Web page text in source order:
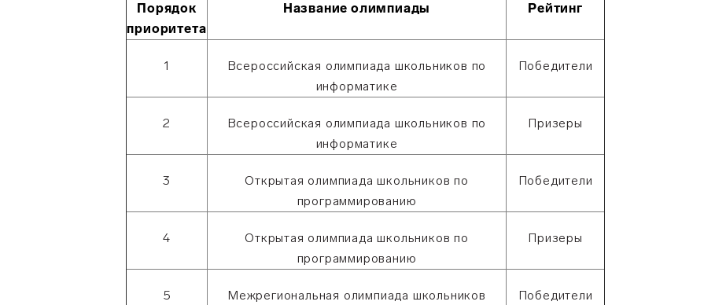
Порядок
приоритета
Название олимпиады Рейтинг
1
Всероссийская олимпиада школьников по
информатике
Победители
2
Всероссийская олимпиада школьников по
информатике
Призеры
3
Открытая олимпиада школьников по
программированию
Победители
4
Открытая олимпиада школьников по
программированию
Призеры
5
Межрегиональная олимпиада школьников
Победители